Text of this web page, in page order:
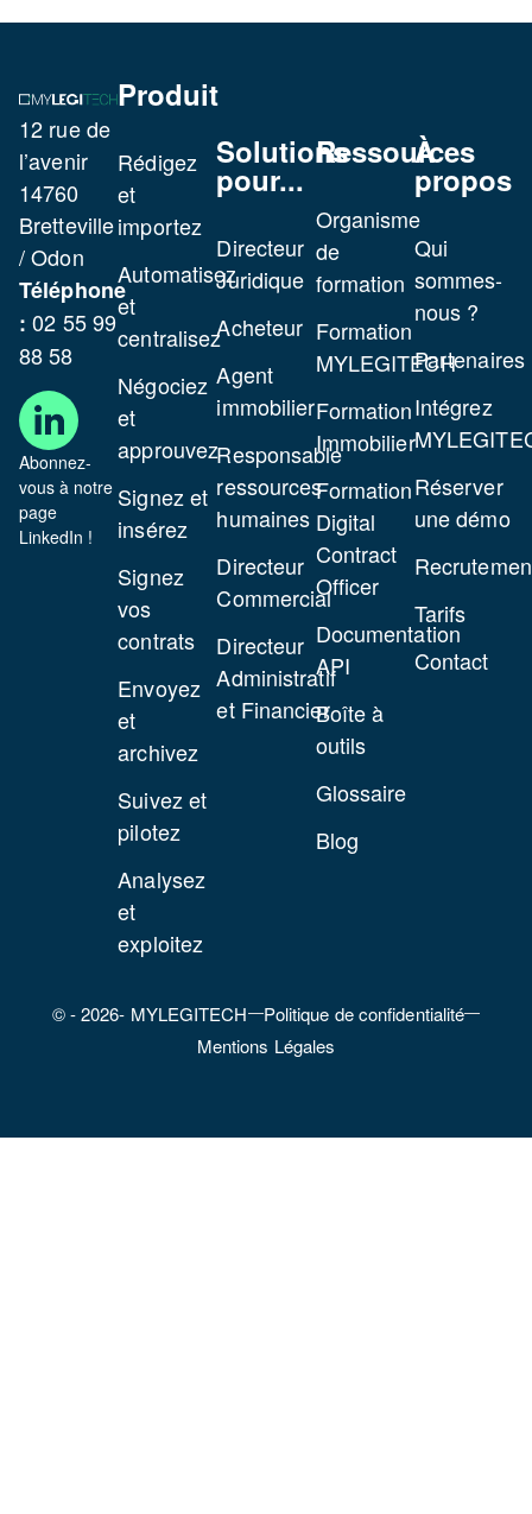
12 rue de
l’avenir
14760
Bretteville
/ Odon
Téléphone
: 02 55 99
88 58
Abonnez-
vous à notre
page
LinkedIn !
Produit
Rédigez
et
importez
Automatisez
et
centralisez
Négociez
et
approuvez
Signez et
insérez
Signez
vos
contrats
Envoyez
et
archivez
Suivez et
pilotez
Analysez
et
exploitez
Solutions
pour...
Directeur
Juridique
Acheteur
Agent
immobilier
Responsable
ressources
humaines
Directeur
Commercial
Directeur
Administratif
et Financier
Ressources
Organisme
de
formation
Formation
MYLEGITECH
Formation
Immobilier
Formation
Digital
Contract
Officer
Documentation
API
Boîte à
outils
Glossaire
Blog
À
propos
Qui
sommes-
nous ?
Partenaires
Intégrez
Réserver
une démo
Tarifs
Contact
© - 2026- MYLEGITECH
Politique de confidentialité
Mentions Légales